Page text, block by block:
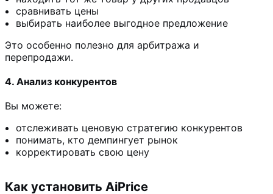
сравнивать цены
выбирать наиболее выгодное предложение
Это особенно полезно для арбитража и
перепродажи.
4. Анализ конкурентов
Вы можете:
отслеживать ценовую стратегию конкурентов
понимать, кто демпингует рынок
корректировать свою цену
Как установить AiPrice